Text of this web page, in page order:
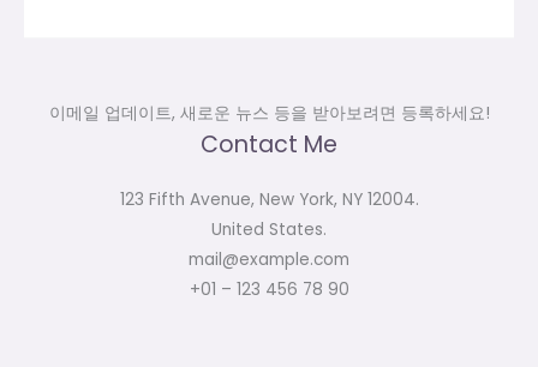
이메일 업데이트, 새로운 뉴스 등을 받아보려면 등록하세요!
Contact Me
123 Fifth Avenue, New York, NY 12004.
United States.
mail@example.com
+01 – 123 456 78 90